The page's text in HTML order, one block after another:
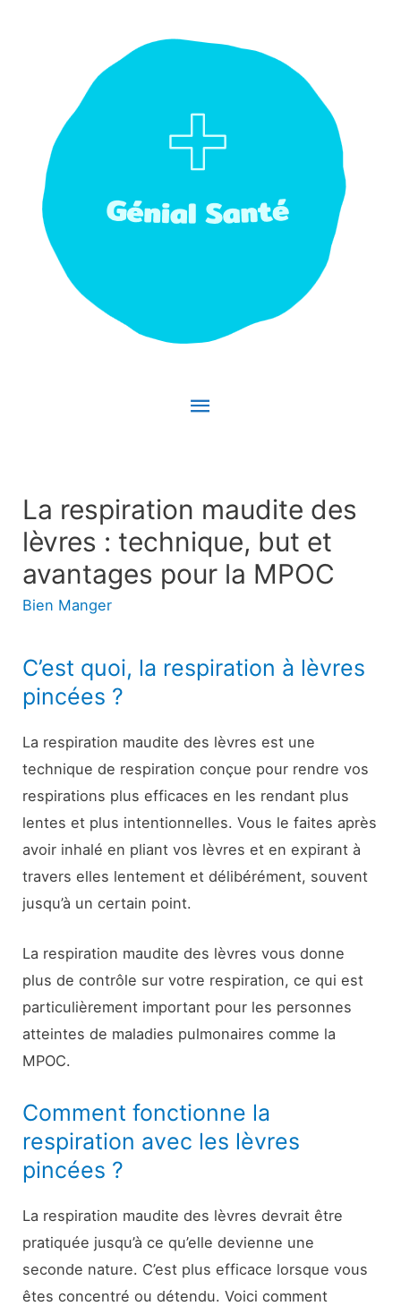
Menu
La respiration maudite des
lèvres : technique, but et
avantages pour la MPOC
Bien Manger
C’est quoi, la respiration à lèvres
pincées ?
La respiration maudite des lèvres est une
technique de respiration conçue pour rendre vos
respirations plus efficaces en les rendant plus
lentes et plus intentionnelles. Vous le faites après
avoir inhalé en pliant vos lèvres et en expirant à
travers elles lentement et délibérément, souvent
jusqu’à un certain point.
La respiration maudite des lèvres vous donne
plus de contrôle sur votre respiration, ce qui est
particulièrement important pour les personnes
atteintes de maladies pulmonaires comme la
MPOC.
Comment fonctionne la
respiration avec les lèvres
pincées ?
La respiration maudite des lèvres devrait être
pratiquée jusqu’à ce qu’elle devienne une
seconde nature. C’est plus efficace lorsque vous
êtes concentré ou détendu. Voici comment